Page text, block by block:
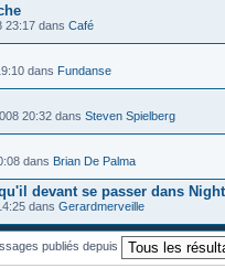
23:17 dans Café
dans Fundanse
20:32 dans Steven Spielberg
dans Brian De Palma
devant se passer dans
dans Gerardmerveille
publiés depuis